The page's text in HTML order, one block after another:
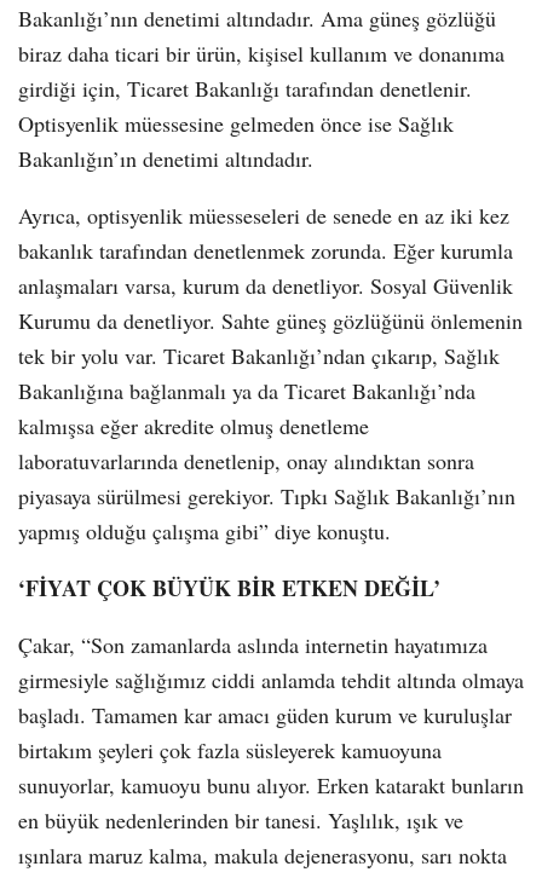
Bakanlığı’nın denetimi altındadır. Ama güneş gözlüğü
biraz daha ticari bir ürün, kişisel kullanım ve donanıma
girdiği için, Ticaret Bakanlığı tarafından denetlenir.
Optisyenlik müessesine gelmeden önce ise Sağlık
Bakanlığın’ın denetimi altındadır.
Ayrıca, optisyenlik müesseseleri de senede en az iki kez
bakanlık tarafından denetlenmek zorunda. Eğer kurumla
anlaşmaları varsa, kurum da denetliyor. Sosyal Güvenlik
Kurumu da denetliyor. Sahte güneş gözlüğünü önlemenin
tek bir yolu var. Ticaret Bakanlığı’ndan çıkarıp, Sağlık
Bakanlığına bağlanmalı ya da Ticaret Bakanlığı’nda
kalmışsa eğer akredite olmuş denetleme
laboratuvarlarında denetlenip, onay alındıktan sonra
piyasaya sürülmesi gerekiyor. Tıpkı Sağlık Bakanlığı’nın
yapmış olduğu çalışma gibi” diye konuştu.
‘FİYAT ÇOK BÜYÜK BİR ETKEN DEĞİL’
Çakar, “Son zamanlarda aslında internetin hayatımıza
girmesiyle sağlığımız ciddi anlamda tehdit altında olmaya
başladı. Tamamen kar amacı güden kurum ve kuruluşlar
birtakım şeyleri çok fazla süsleyerek kamuoyuna
sunuyorlar, kamuoyu bunu alıyor. Erken katarakt bunların
en büyük nedenlerinden bir tanesi. Yaşlılık, ışık ve
ışınlara maruz kalma, makula dejenerasyonu, sarı nokta